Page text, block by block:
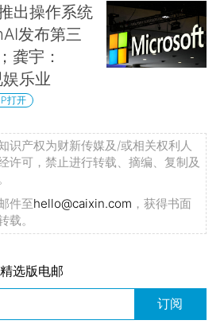
出操作系统
发布第三
龚宇：
乐业
打开
识产权为财新传媒及/或相关权利人
许可，禁止进行转载、摘编、复制及
件至hello@caixin.com ，获得书面
载。
选版电邮
订阅